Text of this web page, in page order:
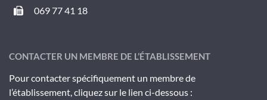
069 77 41 18
CONTACTER UN MEMBRE DE L’ÉTABLISSEMENT
Pour contacter spécifiquement un membre de
l’établissement, cliquez sur le lien ci-dessous :